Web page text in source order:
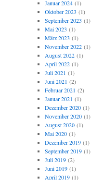
Januar 2024(1)
Oktober 2023 (1)
September 2023 (1)
Mai 2023 (1)
März 2023 (1)
November 2022(1)
August 2022(1)
April 2022(1)
Juli 2021 (1)
Juni 2021 (2)
Februar 2021 (2)
Januar 2021 (1)
Dezember 2020(1)
November 2020(1)
August 2020(1)
Mai 2020(1)
Dezember 2019(1)
September 2019(1)
Juli 2019(2)
Juni 2019(1)
April 2019(1)